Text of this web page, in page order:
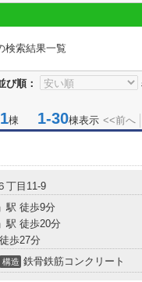
検索結果一覧
び順：
棟 1-30棟表示 <<前へ
丁目11-9
」駅 徒歩9分
」駅 徒歩20分
歩27分
構造 鉄骨鉄筋コンクリート